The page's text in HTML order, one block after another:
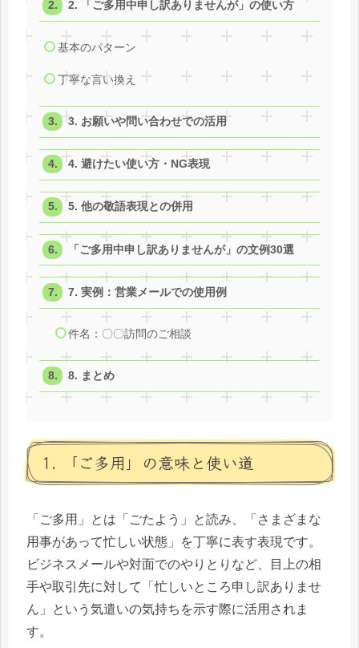
2. 「ご多用中申し訳ありませんが」の使い方
基本のパターン
丁寧な言い換え
3. お願いや問い合わせでの活用
4. 避けたい使い方・NG表現
5. 他の敬語表現との併用
「ご多用中申し訳ありませんが」の文例30選
7. 実例：営業メールでの使用例
件名：〇〇訪問のご相談
8. まとめ
1. 「ご多用」の意味と使い道
「ご多用」とは「ごたよう」と読み、「さまざまな
用事があって忙しい状態」を丁寧に表す表現です。
ビジネスメールや対面でのやりとりなど、目上の相
手や取引先に対して「忙しいところ申し訳ありませ
ん」という気遣いの気持ちを示す際に活用されま
す。